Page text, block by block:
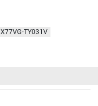
X77VG-TY031V